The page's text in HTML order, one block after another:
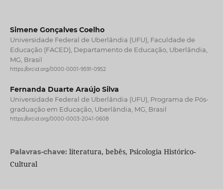
Simene Gonçalves Coelho
Universidade Federal de Uberlândia (UFU), Faculdade de
Educação (FACED), Departamento de Educação, Uberlândia,
MG, Brasil
https://orcid.org/0000-0001-9591-0952
Fernanda Duarte Araújo Silva
Universidade Federal de Uberlândia (UFU), Programa de Pós-
graduação em Educação, Uberlândia, MG, Brasil
https://orcid.org/0000-0003-2041-0608
Palavras-chave: literatura, bebês, Psicologia Histórico-
Cultural